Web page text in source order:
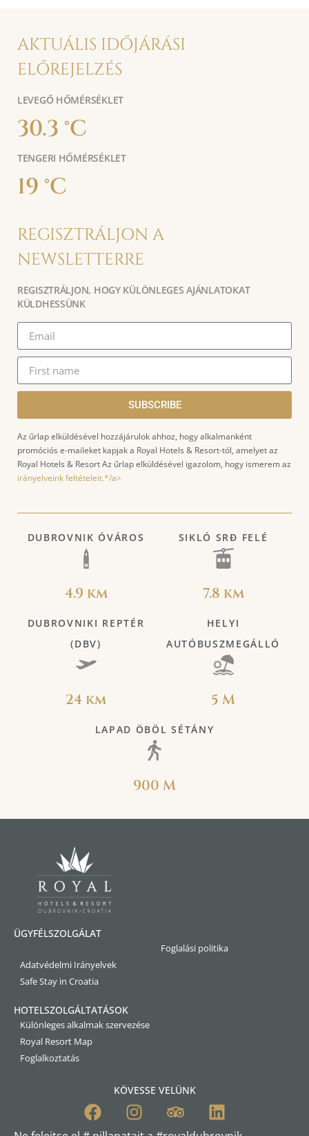
AKTUÁLIS IDŐJÁRÁSI
ELŐREJELZÉS
LEVEGŐ HŐMÉRSÉKLET
30.3 °C
TENGERI HŐMÉRSÉKLET
19 °C
REGISZTRÁLJON A
NEWSLETTERRE
REGISZTRÁLJON, HOGY KÜLÖNLEGES AJÁNLATOKAT
KÜLDHESSÜNK
SUBSCRIBE
Az űrlap elküldésével hozzájárulok ahhoz, hogy alkalmanként
promóciós e-maileket kapjak a Royal Hotels & Resort-tól, amelyet az
Royal Hotels & Resort Az űrlap elküldésével igazolom, hogy ismerem az
irányelveink feltételeit.*/a>
DUBROVNIK ÓVÁROS
4.9 km
SIKLÓ SRĐ FELÉ
7.8 km
DUBROVNIKI REPTÉR
(DBV)
24 km
HELYI
AUTÓBUSZMEGÁLLÓ
5 M
LAPAD ÖBÖL SÉTÁNY
900 M
ÜGYFÉLSZOLGÁLAT
Foglalási politika
Adatvédelmi Irányelvek
Safe Stay in Croatia
HOTELSZOLGÁLTATÁSOK
Különleges alkalmak szervezése
Royal Resort Map
Foglalkoztatás
KÖVESSE VELÜNK